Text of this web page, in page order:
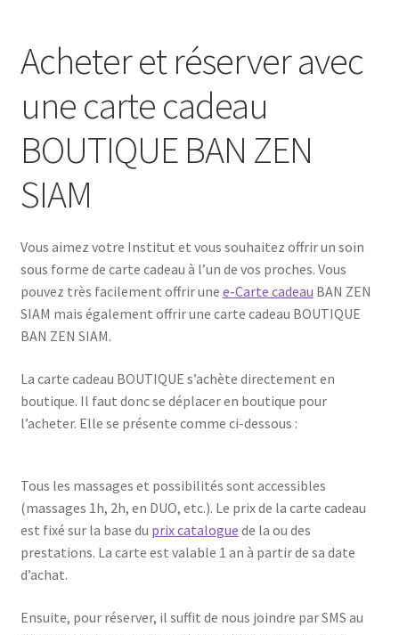
Réserver avec une carte d’abonnement BOUTIQUE
Acheter et réserver avec une carte cadeau boutique BAN
ZEN SIAM
Mentions légales
enfant
Mon compte
Acheter et réserver avec
une carte cadeau
BOUTIQUE BAN ZEN
SIAM
Vous aimez votre Institut et vous souhaitez offrir un soin
sous forme de carte cadeau à l’un de vos proches. Vous
pouvez très facilement offrir une e-Carte cadeau BAN ZEN
SIAM mais également offrir une carte cadeau BOUTIQUE
BAN ZEN SIAM.
La carte cadeau BOUTIQUE s’achète directement en
boutique. Il faut donc se déplacer en boutique pour
l’acheter. Elle se présente comme ci-dessous :
Tous les massages et possibilités sont accessibles
(massages 1h, 2h, en DUO, etc.). Le prix de la carte cadeau
est fixé sur la base du prix catalogue de la ou des
prestations. La carte est valable 1 an à partir de sa date
d’achat.
Ensuite, pour réserver, il suffit de nous joindre par SMS au